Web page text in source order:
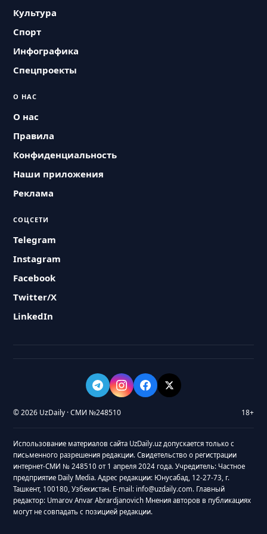
Культура
Спорт
Инфографика
Спецпроекты
О НАС
О нас
Правила
Конфиденциальность
Наши приложения
Реклама
СОЦСЕТИ
Telegram
Instagram
Facebook
Twitter/X
LinkedIn
© 2026 UzDaily · СМИ №248510 18+
Использование материалов сайта UzDaily.uz допускается только с
письменного разрешения редакции. Свидетельство о регистрации
интернет-СМИ № 248510 от 1 апреля 2024 года. Учредитель: Частное
предприятие Daily Media. Адрес редакции: Юнусабад, 12-27-73, г.
Ташкент, 100180, Узбекистан. E-mail: info@uzdaily.com. Главный
редактор: Umarov Anvar Abrardjanovich Мнения авторов в публикациях
могут не совпадать с позицией редакции.